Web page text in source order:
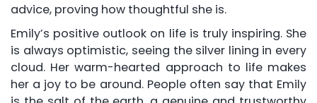
advice, proving how thoughtful she is.
Emily’s positive outlook on life is truly inspiring. She
is always optimistic, seeing the silver lining in every
cloud. Her warm-hearted approach to life makes
her a joy to be around. People often say that Emily